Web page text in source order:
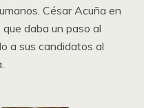
César Acuña en
daba un paso al
a sus candidatos al